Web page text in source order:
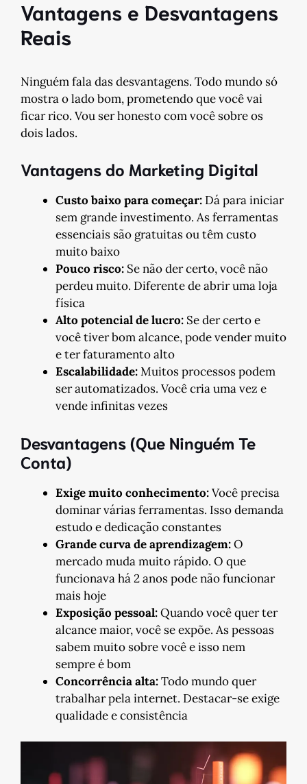
Vantagens e Desvantagens
Reais
Ninguém fala das desvantagens. Todo mundo só
mostra o lado bom, prometendo que você vai
ficar rico. Vou ser honesto com você sobre os
dois lados.
Vantagens do Marketing Digital
Custo baixo para começar: Dá para iniciar
sem grande investimento. As ferramentas
essenciais são gratuitas ou têm custo
muito baixo
Pouco risco: Se não der certo, você não
perdeu muito. Diferente de abrir uma loja
física
Alto potencial de lucro: Se der certo e
você tiver bom alcance, pode vender muito
e ter faturamento alto
Escalabilidade:Muitos processos podem
ser automatizados. Você cria uma vez e
vende infinitas vezes
Desvantagens (Que Ninguém Te
Conta)
Exige muito conhecimento:Você precisa
dominar várias ferramentas. Isso demanda
estudo e dedicação constantes
Grande curva de aprendizagem:O
mercado muda muito rápido. O que
funcionava há 2 anos pode não funcionar
mais hoje
Exposição pessoal:Quando você quer ter
alcance maior, você se expõe. As pessoas
sabem muito sobre você e isso nem
sempre é bom
Concorrência alta:Todo mundo quer
trabalhar pela internet. Destacar-se exige
qualidade e consistência